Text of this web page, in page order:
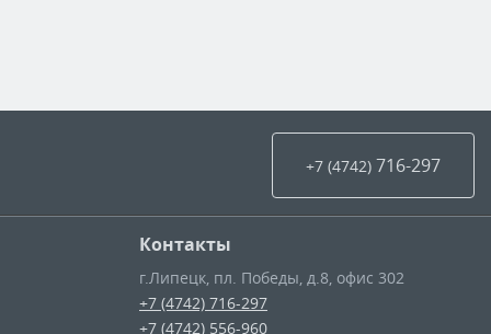
+7 (4742) 716-297
Контакты
г.Липецк, пл. Победы, д.8, офис 302
+7 (4742) 716-297
+7 (4742) 556-960